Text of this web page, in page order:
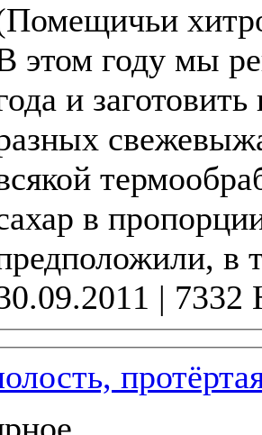
этом году мы
заготовить на зиму побольше всяких
в пропорции 1 к 1-1.5.
в